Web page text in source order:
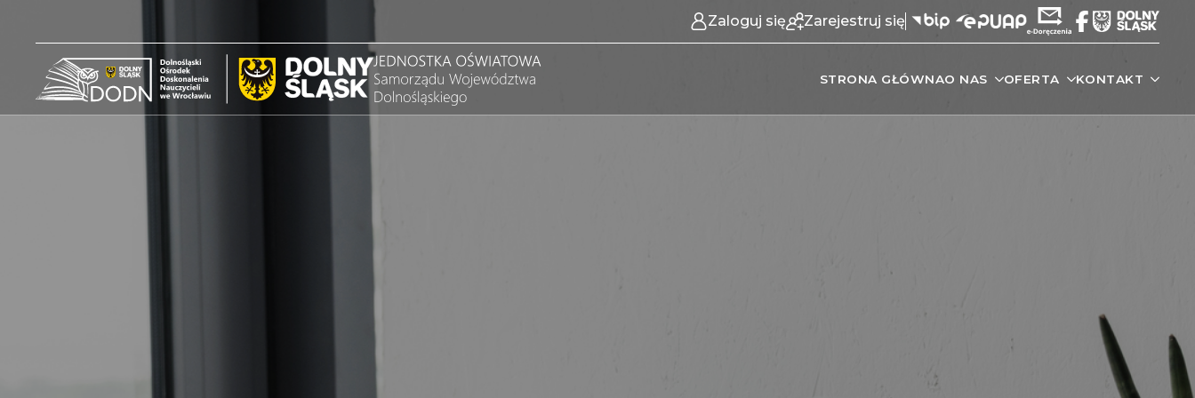
Zaloguj się Zarejestruj się
STRONA GŁÓWNAO NAS OFERTA KONTAKT